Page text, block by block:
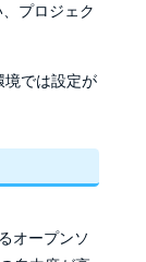
プロジェク
境では設定が
オープンソ